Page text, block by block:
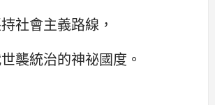
社會主義路線，
襲統治的神祕國度。